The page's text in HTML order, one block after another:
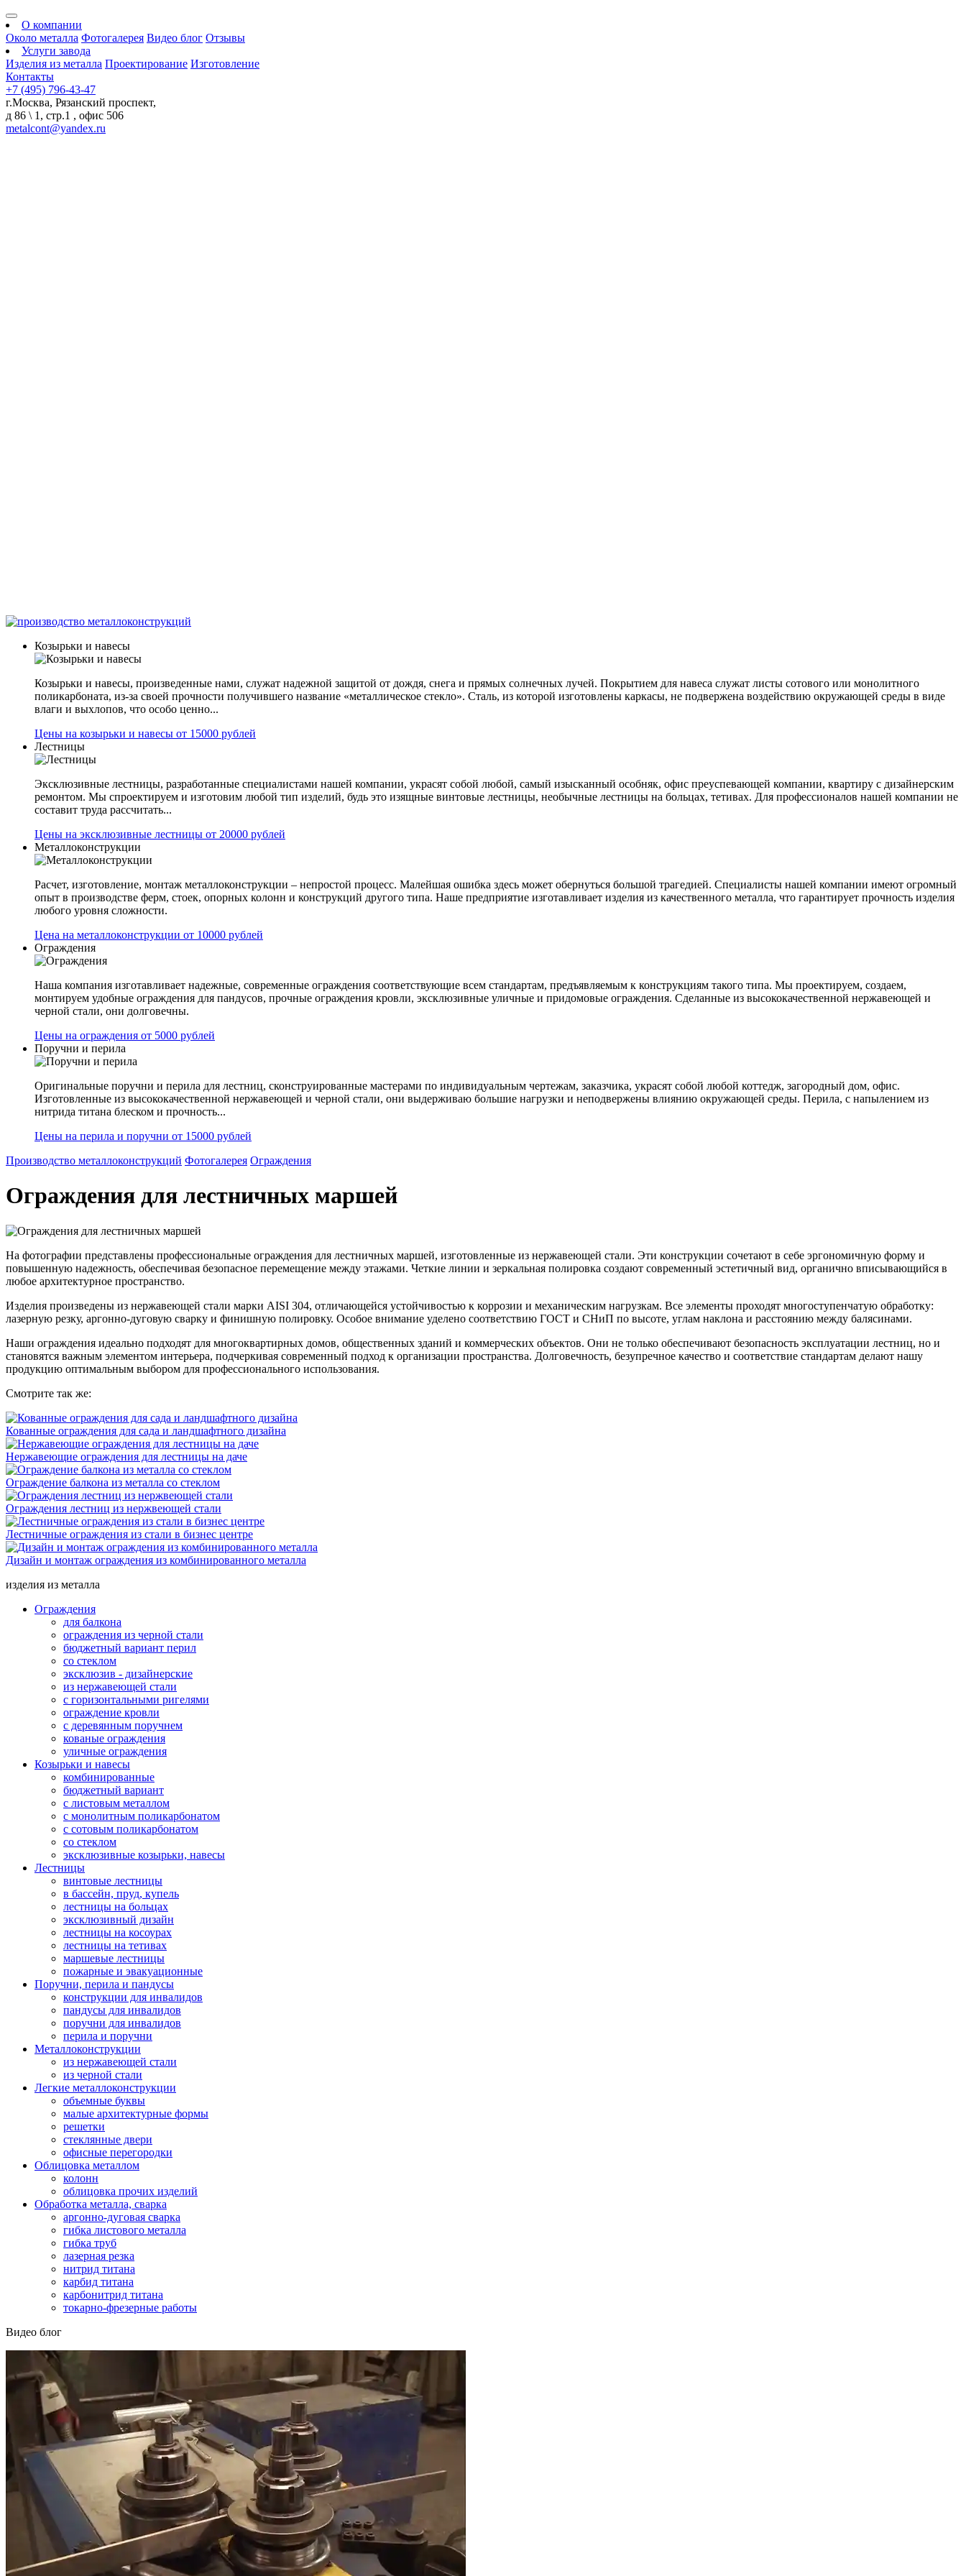
О компании
Около металла Фотогалерея Видео блог Отзывы
Услуги завода
Изделия из металла Проектирование Изготовление
Контакты
+7 (495) 796-43-47
г.Москва, Рязанский проспект,
д 86 \ 1, стр.1 , офис 506
metalcont@yandex.ru
Козырьки и навесы
Козырьки и навесы, произведенные нами, служат надежной защитой от дождя, снега и прямых солнечных лучей. Покрытием для навеса служат листы сотового или монолитного
поликарбоната, из-за своей прочности получившего название «металлическое стекло». Сталь, из которой изготовлены каркасы, не подвержена воздействию окружающей среды в виде
влаги и выхлопов, что особо ценно...
Цены на козырьки и навесы от 15000 рублей
Лестницы
Эксклюзивные лестницы, разработанные специалистами нашей компании, украсят собой любой, самый изысканный особняк, офис преуспевающей компании, квартиру с дизайнерским
ремонтом. Мы спроектируем и изготовим любой тип изделий, будь это изящные винтовые лестницы, необычные лестницы на больцах, тетивах. Для профессионалов нашей компании не
составит труда рассчитать...
Цены на эксклюзивные лестницы от 20000 рублей
Металлоконструкции
Расчет, изготовление, монтаж металлоконструкции – непростой процесс. Малейшая ошибка здесь может обернуться большой трагедией. Специалисты нашей компании имеют огромный
опыт в производстве ферм, стоек, опорных колонн и конструкций другого типа. Наше предприятие изготавливает изделия из качественного металла, что гарантирует прочность изделия
любого уровня сложности.
Цена на металлоконструкции от 10000 рублей
Ограждения
Наша компания изготавливает надежные, современные ограждения соответствующие всем стандартам, предъявляемым к конструкциям такого типа. Мы проектируем, создаем,
монтируем удобные ограждения для пандусов, прочные ограждения кровли, эксклюзивные уличные и придомовые ограждения. Сделанные из высококачественной нержавеющей и
черной стали, они долговечны.
Цены на ограждения от 5000 рублей
Поручни и перила
Оригинальные поручни и перила для лестниц, сконструированные мастерами по индивидуальным чертежам, заказчика, украсят собой любой коттедж, загородный дом, офис.
Изготовленные из высококачественной нержавеющей и черной стали, они выдерживаю большие нагрузки и неподвержены влиянию окружающей среды. Перила, с напылением из
нитрида титана блеском и прочность...
Цены на перила и поручни от 15000 рублей
Производство металлоконструкций Фотогалерея Ограждения
Ограждения для лестничных маршей
На фотографии представлены профессиональные ограждения для лестничных маршей, изготовленные из нержавеющей стали. Эти конструкции сочетают в себе эргономичную форму и
повышенную надежность, обеспечивая безопасное перемещение между этажами. Четкие линии и зеркальная полировка создают современный эстетичный вид, органично вписывающийся в
любое архитектурное пространство.
Изделия произведены из нержавеющей стали марки AISI 304, отличающейся устойчивостью к коррозии и механическим нагрузкам. Все элементы проходят многоступенчатую обработку:
лазерную резку, аргонно-дуговую сварку и финишную полировку. Особое внимание уделено соответствию ГОСТ и СНиП по высоте, углам наклона и расстоянию между балясинами.
Наши ограждения идеально подходят для многоквартирных домов, общественных зданий и коммерческих объектов. Они не только обеспечивают безопасность эксплуатации лестниц, но и
становятся важным элементом интерьера, подчеркивая современный подход к организации пространства. Долговечность, безупречное качество и соответствие стандартам делают нашу
продукцию оптимальным выбором для профессионального использования.
Смотрите так же:
Кованные ограждения для сада и ландшафтного дизайна
Нержавеющие ограждения для лестницы на даче
Ограждение балкона из металла со стеклом
Ограждения лестниц из нержвеющей стали
Лестничные ограждения из стали в бизнес центре
Дизайн и монтаж ограждения из комбинированного металла
изделия из металла
Ограждения
для балкона
ограждения из черной стали
бюджетный вариант перил
со стеклом
эксклюзив - дизайнерские
из нержавеющей стали
с горизонтальными ригелями
ограждение кровли
с деревянным поручнем
кованые ограждения
уличные ограждения
Козырьки и навесы
комбинированные
бюджетный вариант
с листовым металлом
с монолитным поликарбонатом
с сотовым поликарбонатом
со стеклом
эксклюзивные козырьки, навесы
Лестницы
винтовые лестницы
в бассейн, пруд, купель
лестницы на больцах
эксклюзивный дизайн
лестницы на косоурах
лестницы на тетивах
маршевые лестницы
пожарные и эвакуационные
Поручни, перила и пандусы
конструкции для инвалидов
пандусы для инвалидов
поручни для инвалидов
перила и поручни
Металлоконструкции
из нержавеющей стали
из черной стали
Легкие металлоконструкции
объемные буквы
малые архитектурные формы
решетки
стеклянные двери
офисные перегородки
Облицовка металлом
колонн
облицовка прочих изделий
Обработка металла, сварка
аргонно-дуговая сварка
гибка листового металла
гибка труб
лазерная резка
нитрид титана
карбид титана
карбонитрид титана
токарно-фрезерные работы
Видео блог